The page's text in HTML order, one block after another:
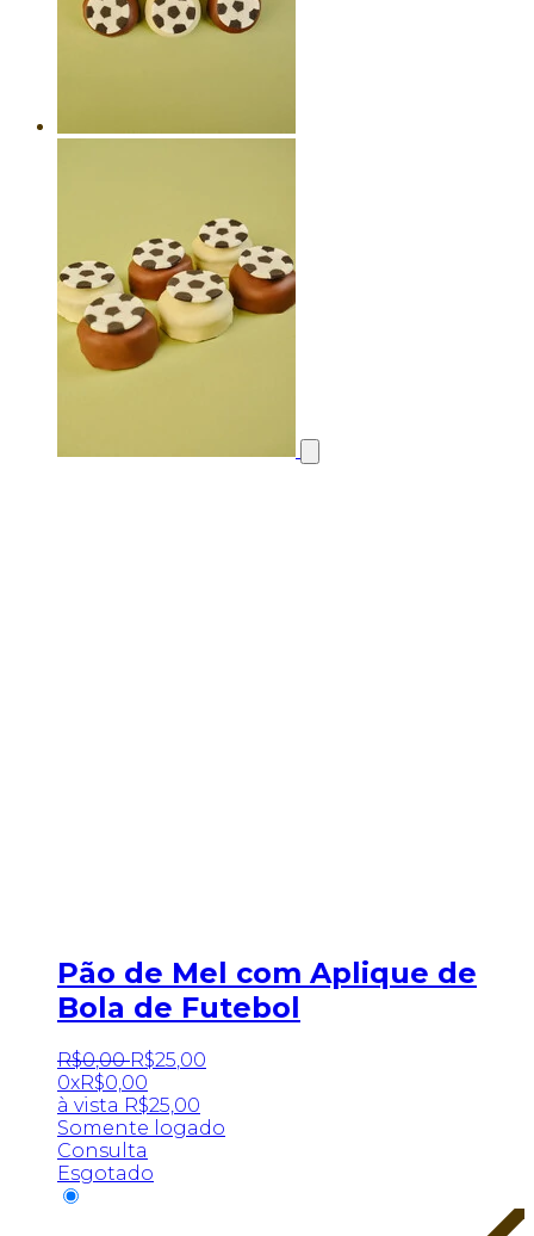
Pão de Mel com Aplique de
Bola de Futebol
R$0,00 R$25 00
0xR$0,00
à vista R$25,00
Somente logado
Consulta
Esgotado